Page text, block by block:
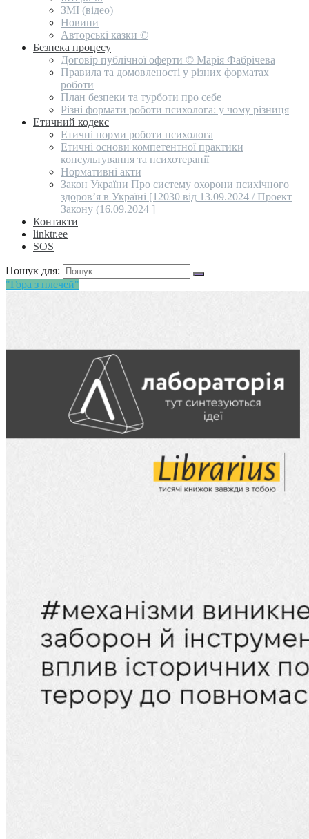
ЗМІ (відео)
Новини
Авторські казки ©
Безпека процесу
Договір публічної оферти © Марія Фабрічева
Правила та домовленості у різних форматах
роботи
План безпеки та турботи про себе
Різні формати роботи психолога: у чому різниця
Етичний кодекс
Етичні норми роботи психолога
Етичні основи компетентної практики
консультування та психотерапії
Нормативні акти
Закон України Про систему охорони психічного
здоров’я в Україні [12030 від 13.09.2024 / Проект
Закону (16.09.2024 ]
Контакти
linktr.ee
SOS
Пошук для:
"Гора з плечей"